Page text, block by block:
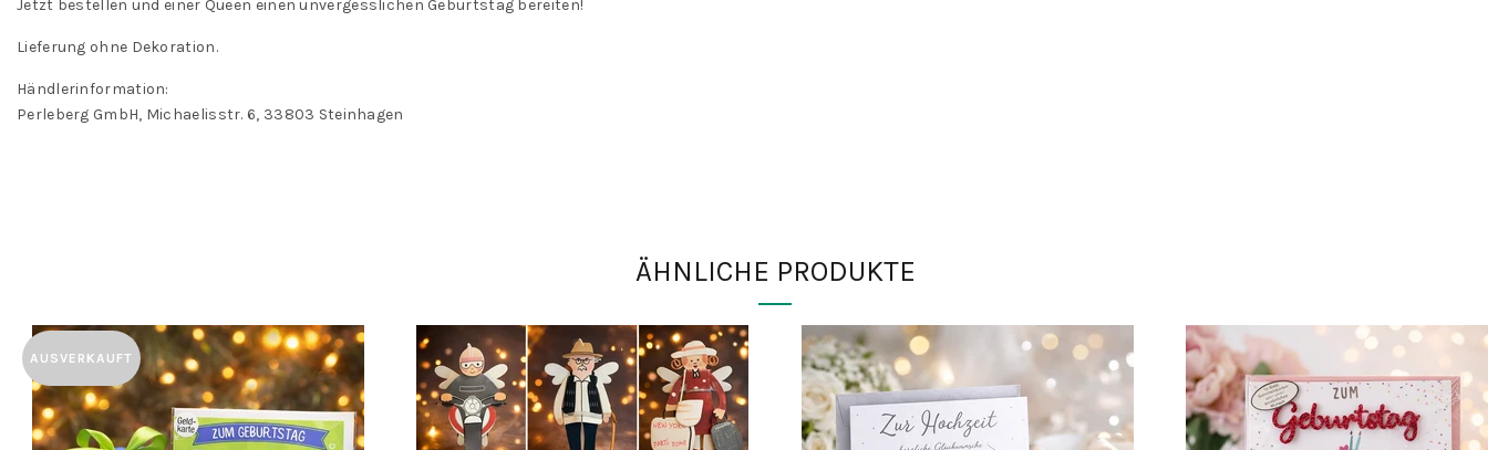
Jetzt bestellen und einer Queen einen unvergesslichen Geburtstag bereiten!
Lieferung ohne Dekoration.
Händlerinformation:
Perleberg GmbH, Michaelisstr. 6, 33803 Steinhagen
ÄHNLICHE PRODUKTE
AUSVERKAUFT